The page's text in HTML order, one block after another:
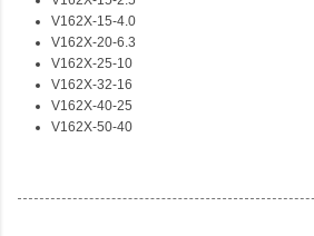
V162X-15-4.0
V162X-20-6.3
V162X-25-10
V162X-32-16
V162X-40-25
V162X-50-40